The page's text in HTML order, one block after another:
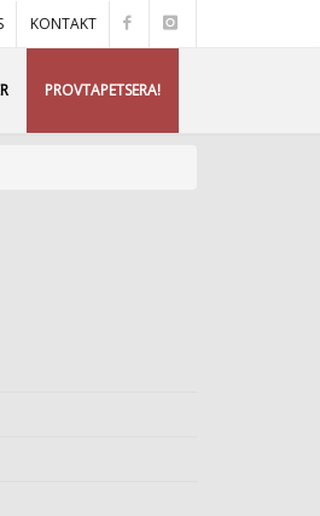
KONTAKT
PROVTAPETSERA!